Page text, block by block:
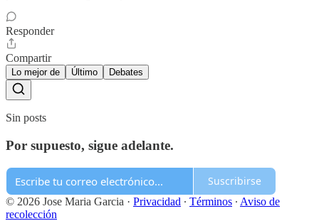
Responder
Compartir
Lo mejor de Último Debates
Sin posts
Por supuesto, sigue adelante.
Suscribirse
© 2026 Jose Maria Garcia · Privacidad ∙ Términos ∙ Aviso de
recolección